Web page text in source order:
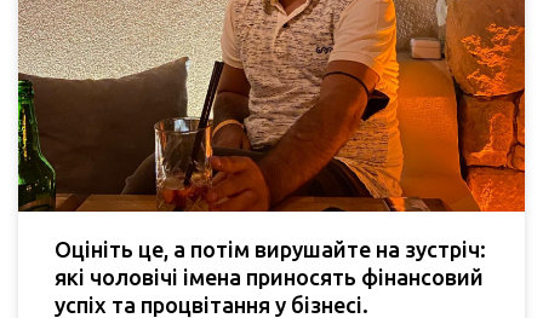
Оцініть це, а потім вирушайте на зустріч:
які чоловічі імена приносять фінансовий
успіх та процвітання у бізнесі.